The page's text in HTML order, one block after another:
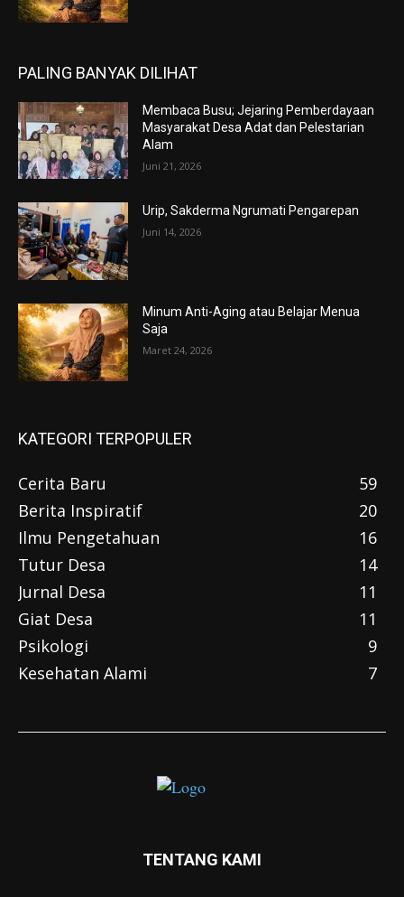
PALING BANYAK DILIHAT
Membaca Busu; Jejaring Pemberdayaan
Masyarakat Desa Adat dan Pelestarian
Alam
Juni 21, 2026
Urip, Sakderma Ngrumati Pengarepan
Juni 14, 2026
Minum Anti-Aging atau Belajar Menua
Saja
Maret 24, 2026
KATEGORI TERPOPULER
Cerita Baru
59
Berita Inspiratif
20
Ilmu Pengetahuan
16
Tutur Desa
14
Jurnal Desa
11
Giat Desa
11
Psikologi
9
Kesehatan Alami
7
TENTANG KAMI